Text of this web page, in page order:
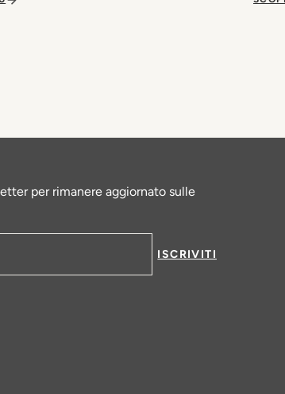
per rimanere aggiornato sulle
ISCRIVITI